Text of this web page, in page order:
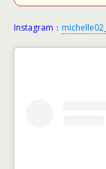
Instagram：